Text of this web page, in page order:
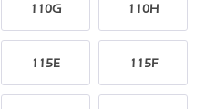
110G 110H
115E 115F